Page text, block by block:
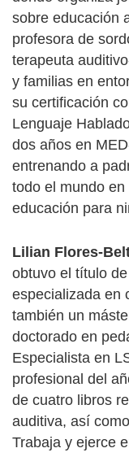
sobre educación
profesora de
terapeuta
y familias en
su certificación
Lenguaje
dos años en
entrenando a
todo el mundo
educación para
Lilian Flores-
obtuvo el título
especializada en
también un
doctorado en
Especialista en
profesional del
de cuatro libros
auditiva, así
Trabaja y ejerce